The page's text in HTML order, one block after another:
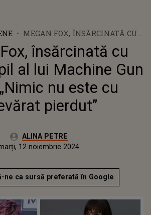
MEGAN FOX, ÎNSĂRCINATĂ CU
PRIMUL COPIL AL LUI
MACHINE GUN KELLY: „NIMIC
NU ESTE CU ADEVĂRAT
PIERDUT”
însărcinată cu
al lui Machine Gun
nu este cu
pierdut”
Autor:ALINA PETRE
12 noiembrie 2024
ne ca sursă preferată în Google